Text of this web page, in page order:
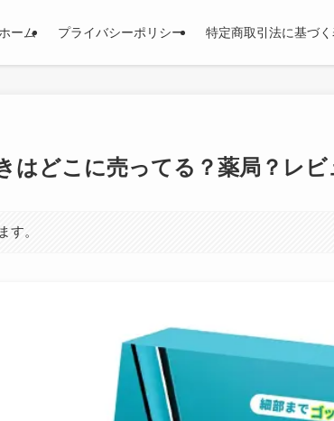
ホーム プライバシーポリシー 特定商取引法に基づ
はどこに売ってる？薬局？レ
す。